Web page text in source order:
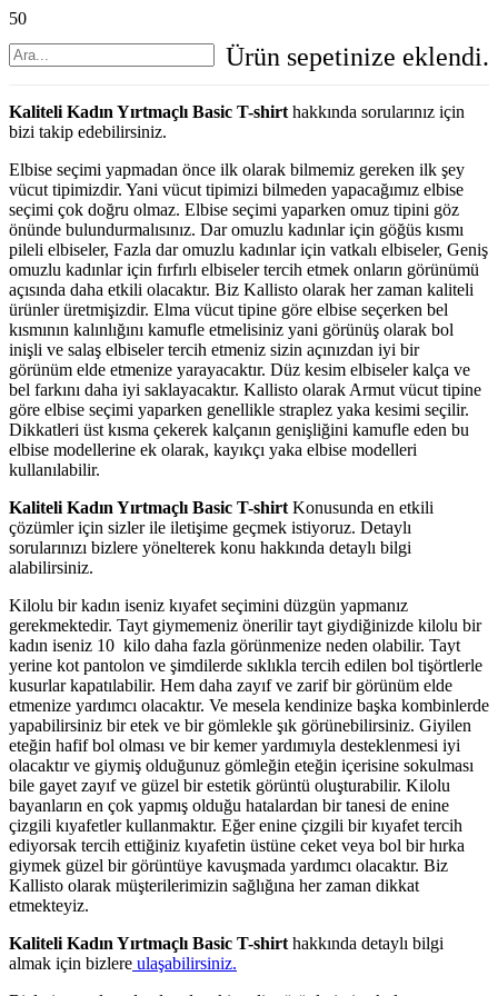
Ürün sepetinize eklendi.
Kaliteli Kadın Yırtmaçlı Basic T-shirt hakkında sorularınız için
bizi takip edebilirsiniz.
Elbise seçimi yapmadan önce ilk olarak bilmemiz gereken ilk şey
vücut tipimizdir. Yani vücut tipimizi bilmeden yapacağımız elbise
seçimi çok doğru olmaz. Elbise seçimi yaparken omuz tipini göz
önünde bulundurmalısınız. Dar omuzlu kadınlar için göğüs kısmı
pileli elbiseler, Fazla dar omuzlu kadınlar için vatkalı elbiseler, Geniş
omuzlu kadınlar için fırfırlı elbiseler tercih etmek onların görünümü
açısında daha etkili olacaktır. Biz Kallisto olarak her zaman kaliteli
ürünler üretmişizdir. Elma vücut tipine göre elbise seçerken bel
kısmının kalınlığını kamufle etmelisiniz yani görünüş olarak bol
inişli ve salaş elbiseler tercih etmeniz sizin açınızdan iyi bir
görünüm elde etmenize yarayacaktır. Düz kesim elbiseler kalça ve
bel farkını daha iyi saklayacaktır. Kallisto olarak Armut vücut tipine
göre elbise seçimi yaparken genellikle straplez yaka kesimi seçilir.
Dikkatleri üst kısma çekerek kalçanın genişliğini kamufle eden bu
elbise modellerine ek olarak, kayıkçı yaka elbise modelleri
kullanılabilir.
Kaliteli Kadın Yırtmaçlı Basic T-shirt Konusunda en etkili
çözümler için sizler ile iletişime geçmek istiyoruz. Detaylı
sorularınızı bizlere yönelterek konu hakkında detaylı bilgi
alabilirsiniz.
Kilolu bir kadın iseniz kıyafet seçimini düzgün yapmanız
gerekmektedir. Tayt giymemeniz önerilir tayt giydiğinizde kilolu bir
kadın iseniz 10 kilo daha fazla görünmenize neden olabilir. Tayt
yerine kot pantolon ve şimdilerde sıklıkla tercih edilen bol tişörtlerle
kusurlar kapatılabilir. Hem daha zayıf ve zarif bir görünüm elde
etmenize yardımcı olacaktır. Ve mesela kendinize başka kombinlerde
yapabilirsiniz bir etek ve bir gömlekle şık görünebilirsiniz. Giyilen
eteğin hafif bol olması ve bir kemer yardımıyla desteklenmesi iyi
olacaktır ve giymiş olduğunuz gömleğin eteğin içerisine sokulması
bile gayet zayıf ve güzel bir estetik görüntü oluşturabilir. Kilolu
bayanların en çok yapmış olduğu hatalardan bir tanesi de enine
çizgili kıyafetler kullanmaktır. Eğer enine çizgili bir kıyafet tercih
ediyorsak tercih ettiğiniz kıyafetin üstüne ceket veya bol bir hırka
giymek güzel bir görüntüye kavuşmada yardımcı olacaktır. Biz
Kallisto olarak müşterilerimizin sağlığına her zaman dikkat
etmekteyiz.
Kaliteli Kadın Yırtmaçlı Basic T-shirt hakkında detaylı bilgi
almak için bizlere ulaşabilirsiniz.